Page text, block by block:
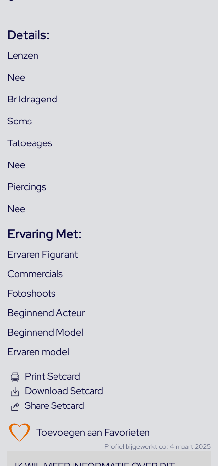
Details:
Lenzen
Nee
Brildragend
Soms
Tatoeages
Nee
Piercings
Nee
Ervaring Met:
Ervaren Figurant
Commercials
Fotoshoots
Beginnend Acteur
Beginnend Model
Ervaren model
Print Setcard
Download Setcard
Share Setcard
Toevoegen aan Favorieten
Profiel bijgewerkt op: 4 maart 2025